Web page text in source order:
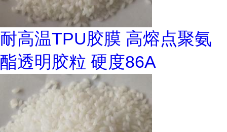
耐高温TPU胶膜 高熔点聚氨
酯透明胶粒 硬度86A